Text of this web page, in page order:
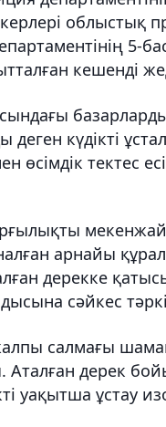
облыстық
5-
кешенді
күдікті
өсімдік тектес
арнайы
дерекке
сәйкес
салмағы
Аталған дерек
уақытша ұстау